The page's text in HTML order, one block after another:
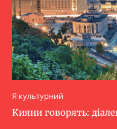
Я культурний
Кияни говорять: